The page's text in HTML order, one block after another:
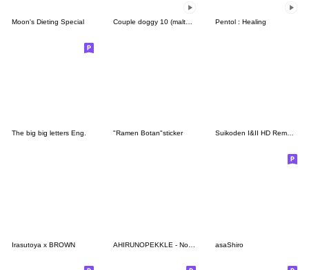
Moon's Dieting Special Pentol : Healing
The big big letters Eng. "Ramen Botan"sticker Suikoden I&II HD Remaster Quotes
Irasutoya x BROWN asaShiro